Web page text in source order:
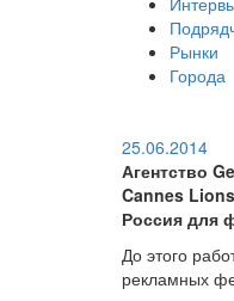
Рынки
Города
25.06.2014
Агентство
Cannes
Россия для
До этого
рекламных